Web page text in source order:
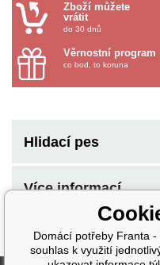
Zboží můžete
vrátit
do 30 dnů
Věrnostní program
co bod, to koruna
Hlidací pes
Více informací
Domácí potřeby Franta
souhlas k využití